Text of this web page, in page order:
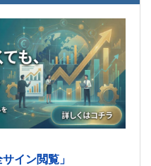
イン閲覧」